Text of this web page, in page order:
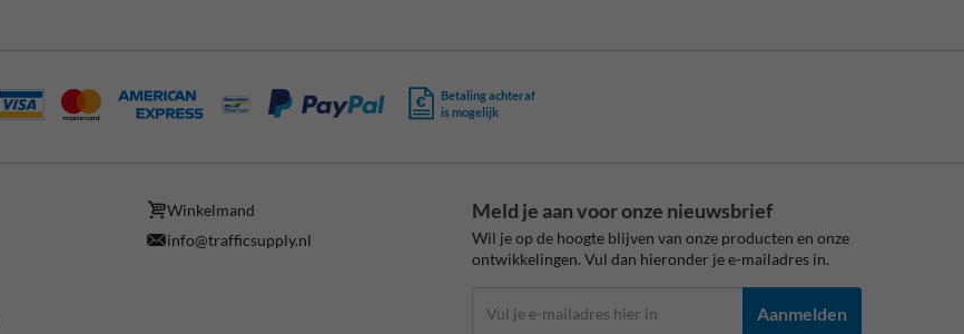
Betaling achteraf
is mogelijk
Winkelmand
info@trafficsupply.nl
Meld je aan voor onze nieuwsbrief
Wil je op de hoogte blijven van onze producten en onze
ontwikkelingen. Vul dan hieronder je e-mailadres in.
Aanmelden